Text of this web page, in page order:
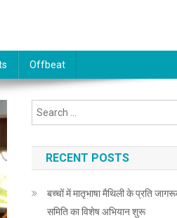
Offbeat
RECENT POSTS
बच्चों में मातृभाषा मैथिली के प्रति
समिति का विशेष अभियान शुरू